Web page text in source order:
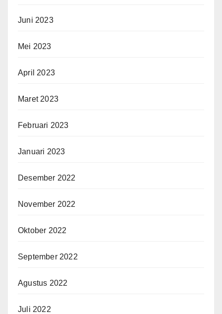
Juni 2023
Mei 2023
April 2023
Maret 2023
Februari 2023
Januari 2023
Desember 2022
November 2022
Oktober 2022
September 2022
Agustus 2022
Juli 2022